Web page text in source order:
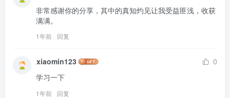
非常感谢你的分享，其中的真知灼见让我受益匪浅，收获
满满。
1年前 回复
xiaomin123
0
学习一下
1年前 回复